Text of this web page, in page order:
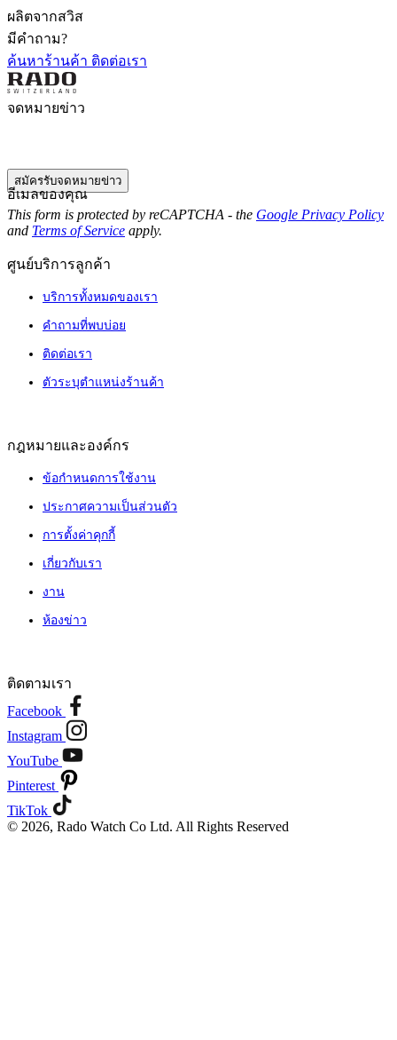
ผลิตจากสวิส
มีคำถาม?
ค้นหาร้านค้า ติดต่อเรา
จดหมายข่าว
อีเมลของคุณ
สมัครรับจดหมายข่าว
This form is protected by reCAPTCHA - the Google Privacy Policy
and Terms of Service apply.
ศูนย์บริการลูกค้า
บริการทั้งหมดของเรา
คำถามที่พบบ่อย
ติดต่อเรา
ตัวระบุตำแหน่งร้านค้า
กฎหมายและองค์กร
ข้อกำหนดการใช้งาน
ประกาศความเป็นส่วนตัว
การตั้งค่าคุกกี้
เกี่ยวกับเรา
งาน
ห้องข่าว
ติดตามเรา
Facebook
Instagram
YouTube
Pinterest
TikTok
© 2026, Rado Watch Co Ltd. All Rights Reserved